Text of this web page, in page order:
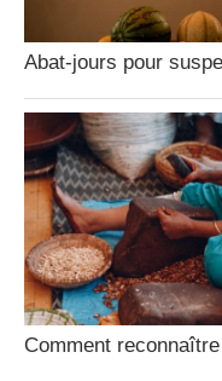
Abat-jours pour
Comment